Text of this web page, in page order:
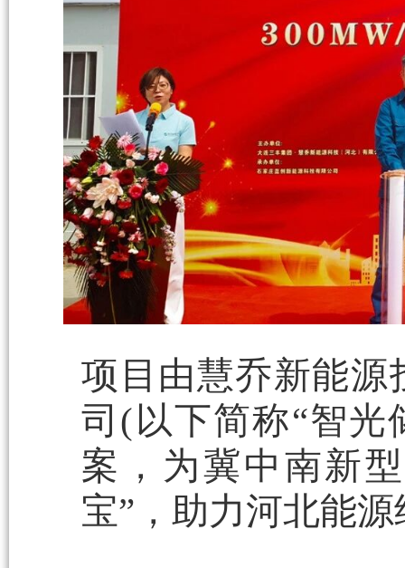
项目由慧乔新能源
司(以下简称“智光
案，为冀中南新
宝”，助力河北能